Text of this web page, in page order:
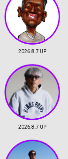
2026.8.7 UP
2026.8.7 UP